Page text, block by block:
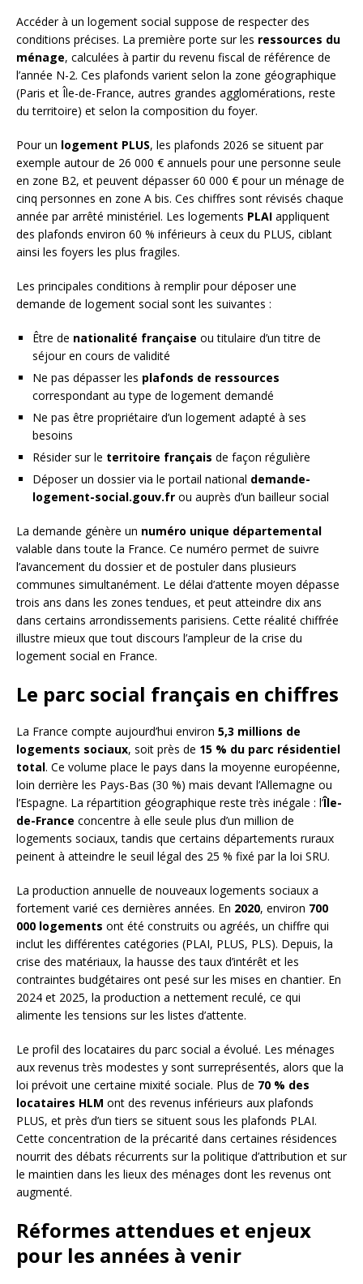
Accéder à un logement social suppose de respecter des
conditions précises. La première porte sur les ressources du
ménage, calculées à partir du revenu fiscal de référence de
l’année N-2. Ces plafonds varient selon la zone géographique
(Paris et Île-de-France, autres grandes agglomérations, reste
du territoire) et selon la composition du foyer.
Pour un logement PLUS, les plafonds 2026 se situent par
exemple autour de 26 000 € annuels pour une personne seule
en zone B2, et peuvent dépasser 60 000 € pour un ménage de
cinq personnes en zone A bis. Ces chiffres sont révisés chaque
année par arrêté ministériel. Les logements PLAI appliquent
des plafonds environ 60 % inférieurs à ceux du PLUS, ciblant
ainsi les foyers les plus fragiles.
Les principales conditions à remplir pour déposer une
demande de logement social sont les suivantes :
Être de nationalité française ou titulaire d’un titre de
séjour en cours de validité
Ne pas dépasser les plafonds de ressources
correspondant au type de logement demandé
Ne pas être propriétaire d’un logement adapté à ses
besoins
Résider sur le territoire français de façon régulière
Déposer un dossier via le portail national demande-
logement-social.gouv.fr ou auprès d’un bailleur social
La demande génère un numéro unique départemental
valable dans toute la France. Ce numéro permet de suivre
l’avancement du dossier et de postuler dans plusieurs
communes simultanément. Le délai d’attente moyen dépasse
trois ans dans les zones tendues, et peut atteindre dix ans
dans certains arrondissements parisiens. Cette réalité chiffrée
illustre mieux que tout discours l’ampleur de la crise du
logement social en France.
Le parc social français en chiffres
La France compte aujourd’hui environ 5,3 millions de
logements sociaux, soit près de 15 % du parc résidentiel
total. Ce volume place le pays dans la moyenne européenne,
loin derrière les Pays-Bas (30 %) mais devant l’Allemagne ou
l’Espagne. La répartition géographique reste très inégale : l’Île-
de-France concentre à elle seule plus d’un million de
logements sociaux, tandis que certains départements ruraux
peinent à atteindre le seuil légal des 25 % fixé par la loi SRU.
La production annuelle de nouveaux logements sociaux a
fortement varié ces dernières années. En 2020, environ 700
000 logements ont été construits ou agréés, un chiffre qui
inclut les différentes catégories (PLAI, PLUS, PLS). Depuis, la
crise des matériaux, la hausse des taux d’intérêt et les
contraintes budgétaires ont pesé sur les mises en chantier. En
2024 et 2025, la production a nettement reculé, ce qui
alimente les tensions sur les listes d’attente.
Le profil des locataires du parc social a évolué. Les ménages
aux revenus très modestes y sont surreprésentés, alors que la
loi prévoit une certaine mixité sociale. Plus de 70 % des
locataires HLM ont des revenus inférieurs aux plafonds
PLUS, et près d’un tiers se situent sous les plafonds PLAI.
Cette concentration de la précarité dans certaines résidences
nourrit des débats récurrents sur la politique d’attribution et sur
le maintien dans les lieux des ménages dont les revenus ont
augmenté.
Réformes attendues et enjeux
pour les années à venir